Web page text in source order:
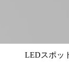
LEDスポッ